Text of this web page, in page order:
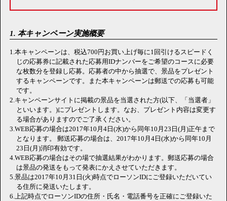
1. 本キャンペーン実施概要
1.本キャンペーンは、税込700円お買い上げ毎に1回引けるスピードく
じの応募券に記載された応募用IDナンバーをご希望のコースに必要
な枚数分を登録し応募。応募者の中から抽選で、景品をプレゼント
するキャンペーンです。また本キャンペーンは郵送での応募も可能
です。
2.キャンペーンサイトに掲載の景品を当選された方(以下、「当選者」
といいます。)にプレゼントします。なお、プレゼント内容は変更す
る場合がありますのでご了承ください。
3.WEB応募の場合は2017年10月4日(水)から同年10月23日(月)正午まで
となります。 郵送応募の場合は、2017年10月4日(水)から同年10月
23日(月)消印有効です。
4.WEB応募の場合はその場で抽選結果がわかります。郵送応募の場合
は景品の発送をもって発表にかえさせていただきます。
5.景品は2017年10月31日(火)時点でローソンIDにご登録いただいてい
る住所に発送いたします。
6.上記時点でローソンIDの住所・氏名・電話番号を正確にご登録いた